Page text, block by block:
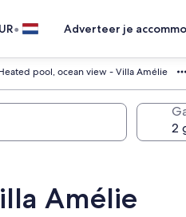
• Adverteer je
pool, ocean view - Villa Amélie
Amélie